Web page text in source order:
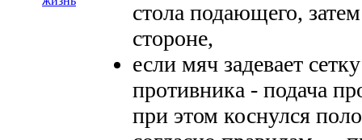
стола подающего,
стороне,
если мяч задевает
противника - подача
при этом коснулся